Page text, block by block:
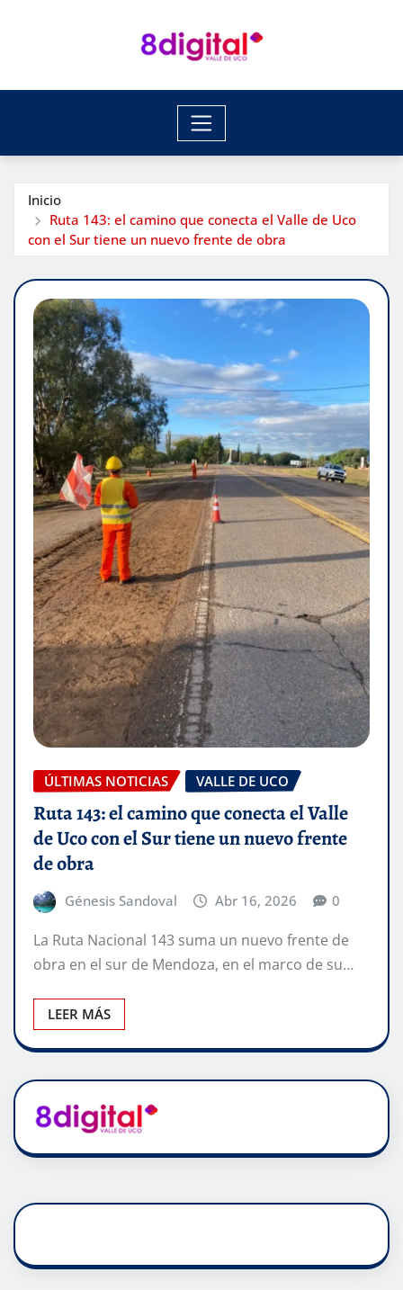
Inicio
Ruta 143: el camino que conecta el Valle de Uco
con el Sur tiene un nuevo frente de obra
ÚLTIMAS NOTICIAS VALLE DE UCO
Ruta 143: el camino que conecta el Valle
de Uco con el Sur tiene un nuevo frente
de obra
Génesis Sandoval Abr 16, 2026 0
La Ruta Nacional 143 suma un nuevo frente de
obra en el sur de Mendoza, en el marco de su…
LEER MÁS